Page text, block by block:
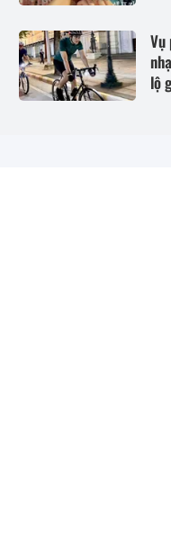
Vụ
lộ